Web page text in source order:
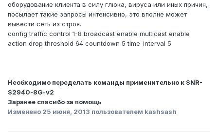
оборудование клиента в силу глюка, вируса или иных причин,
посылает такие запросы интенсивно, это вполне может
вывести сеть из строя.
config traffic control 1-8 broadcast enable multicast enable
action drop threshold 64 countdown 5 time_interval 5
Необходимо переделать команды применительно к SNR-
S2940-8G-v2
Заранее спасибо за помощь
Изменено 25 июня, 2013 пользователем kashsash